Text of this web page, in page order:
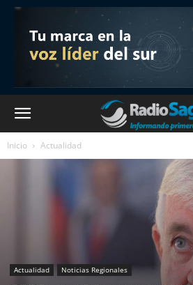
Inicio Actualidad
Actualidad Noticias Regionales